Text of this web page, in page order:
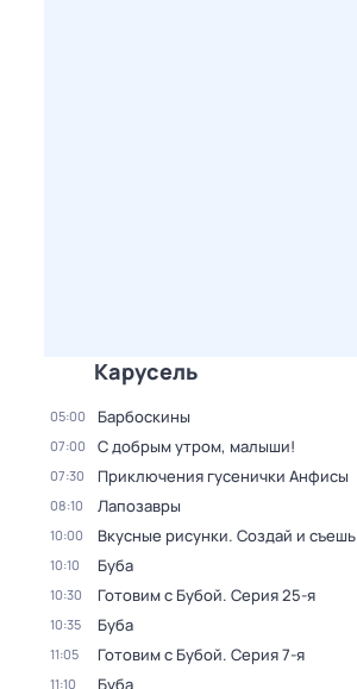
Карусель
05:00 Барбоскины
07:00 С добрым утром, малыши!
07:30 Приключения гусенички Анфисы
08:10 Лапозавры
10:00 Вкусные рисунки. Создай и съешь
10:10 Буба
10:30 Готовим с Бубой. Серия 25-я
10:35 Буба
11:05 Готовим с Бубой. Серия 7-я
11:10 Буба